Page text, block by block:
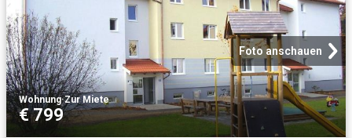
Foto anschauen
Wohnung·Zur Miete
€ 799